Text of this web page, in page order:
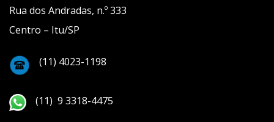
Rua dos Andradas, n.º 333
Centro – Itu/SP
(11) 4023-1198
(11) 9 3318-4475